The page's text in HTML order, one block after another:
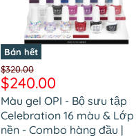
Bán hết
Màu
gel
OPI
-
Bộ
sưu
Giá
gốc
$320.00
Giá
hiện
tại
$240.00
Màu gel OPI - Bộ sưu tập
Celebration 16 màu & Lớp
nền - Combo hàng đầu |